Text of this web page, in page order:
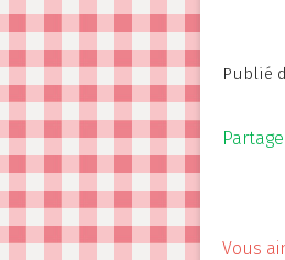
Publié
Vous